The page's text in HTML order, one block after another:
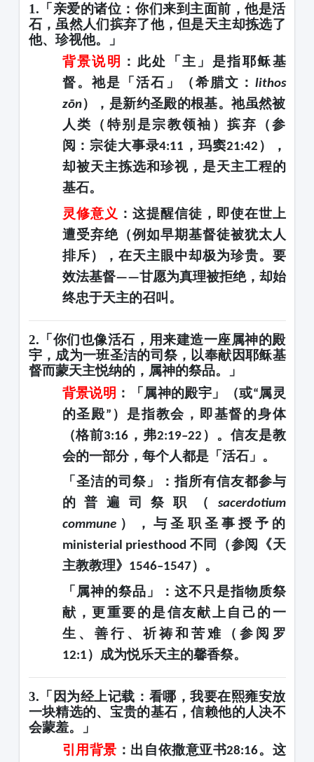
1.「亲爱的诸位：你们来到主面前，他是活
石，虽然人们摈弃了他，但是天主却拣选了
他、珍视他。」
背景说明
：此处「主」是指耶稣基
督。祂是「活石」（希腊文： lithos
zōn），是新约圣殿的根基。祂虽然被
人类（特别是宗教领袖）摈弃（参
阅：宗徒大事录4:11 ，玛窦21:42 ），
却被天主拣选和珍视，是天主工程的
基石。
灵修意义 ：这提醒信徒，即使在世上
遭受弃绝（例如早期基督徒被犹太人
排斥），在天主眼中却极为珍贵。要
效法基督——甘愿为真理被拒绝，却始
终忠于天主的召叫 。
2.「你们也像活石，用来建造一座属神的殿
宇，成为一班圣洁的司祭，以奉献因耶稣基
督而蒙天主悦纳的，属神的祭品。」
背景说明 ：「属神的殿宇」（或“属灵
的圣殿” ）是指教会，即基督的身体
（格前3:16 ，弗2:19–22 ）。信友是教
会的一部分，每个人都是「活石」。
「圣洁的司祭」
：指所有信友都参与
的普遍司祭职 （ sacerdotium
commune），与圣职圣事授予的
ministerial priesthood 不同（参阅《天
主教教理》 1546–1547）。
「属神的祭品」
：这不只是指物质祭
献，更重要的是信友献上自己的一
生、善行、祈祷和苦难
（参阅罗
12:1 ）成为悦乐天主的馨香祭。
3.「因为经上记载：看哪，我要在熙雍安放
一块精选的、宝贵的基石，信赖他的人决不
会蒙羞。」
引用背景 ：出自依撒意亚书28:16。这